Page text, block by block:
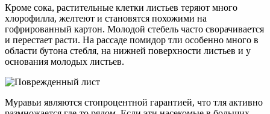
Кроме сока, растительные клетки листьев теряют много
хлорофилла, желтеют и становятся похожими на
гофрированный картон. Молодой стебель часто сворачивается
и перестает расти. На рассаде помидор тли особенно много в
области бутона стебля, на нижней поверхности листьев и у
основания молодых листьев.
Муравьи являются стопроцентной гарантией, что тля активно